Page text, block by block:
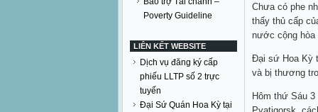
Poverty Guideline
LIÊN KẾT WEBSITE
Dịch vụ đăng ký cấp
phiếu LLTP số 2 trực
tuyến
Đại Sứ Quán Hoa Kỳ tại
Chưa có phe
thấy thủ cấp
nước cộng hòa
Đại sứ Hoa Kỳ
và bị thương
Hôm thứ Sáu